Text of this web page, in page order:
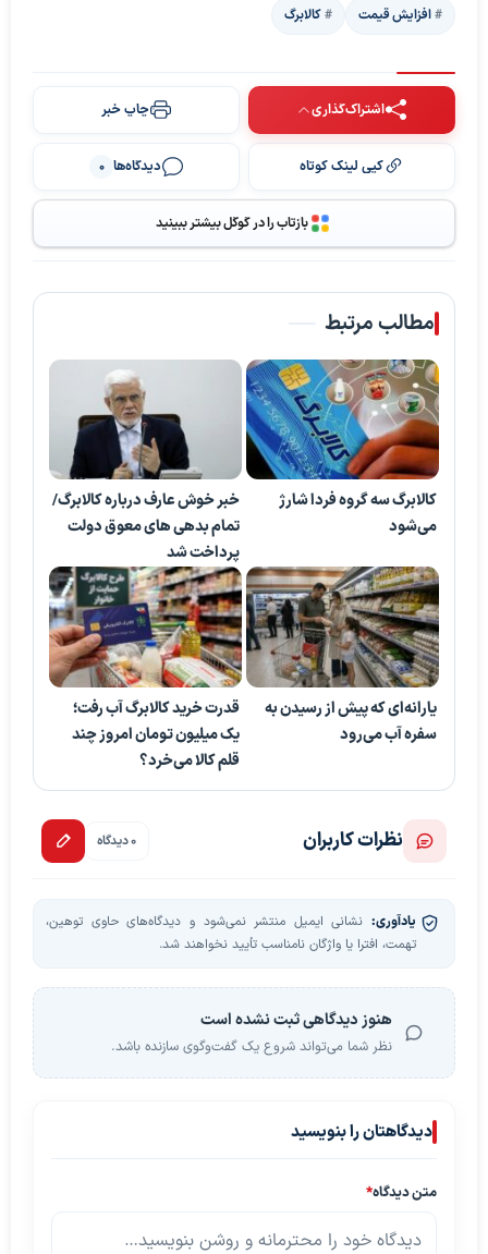
افزایش قیمت کالابرگ
اشتراک‌گذاری چاپ خبر
کپی لینک کوتاه دیدگاه‌ها 0
بازتاب را در گوگل بیشتر ببینید
مطالب مرتبط
کالابرگ سه گروه فردا شارژ
می‌شود
خبر خوش عارف درباره کالابرگ/
تمام بدهی های معوق دولت
پرداخت شد
یارانه‌ای که پیش از رسیدن به
سفره آب می‌رود
قدرت خرید کالابرگ آب رفت؛
یک میلیون تومان امروز چند
قلم کالا می‌خرد؟
نظرات کاربران 0 دیدگاه
یادآوری: نشانی ایمیل منتشر نمی‌شود و دیدگاه‌های حاوی توهین،
تهمت، افترا یا واژگان نامناسب تأیید نخواهند شد.
هنوز دیدگاهی ثبت نشده است
نظر شما می‌تواند شروع یک گفت‌وگوی سازنده باشد.
دیدگاهتان را بنویسید
متن دیدگاه*